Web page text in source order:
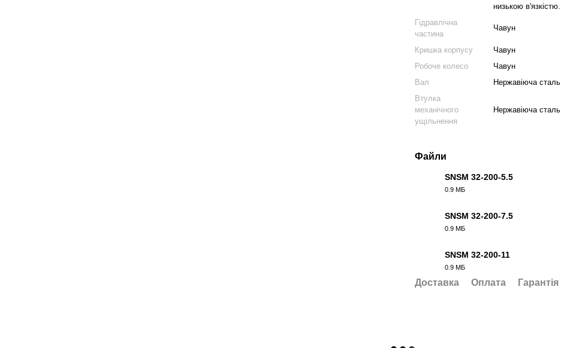
низькою в'язкістю.
Гідравлічна
частина
Чавун
Кришка корпусу
Чавун
Робоче колесо
Чавун
Вал
Нержавіюча сталь
Втулка
механічного
ущільнення
Нержавіюча сталь
Файли
SNSM 32-200-5.5
0.9 МБ
SNSM 32-200-7.5
0.9 МБ
SNSM 32-200-11
0.9 МБ
Доставка Оплата Гарантія